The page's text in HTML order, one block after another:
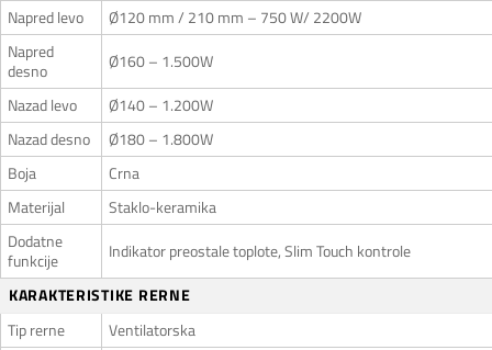
Napred levo
Ø120 mm / 210 mm – 750 W/ 2200W
Napred
desno
Ø160 – 1.500W
Nazad levo
Ø140 – 1.200W
Nazad desno
Ø180 – 1.800W
Boja
Crna
Materijal
Staklo-keramika
Dodatne
funkcije
Indikator preostale toplote, Slim Touch kontrole
KARAKTERISTIKE RERNE
Tip rerne
Ventilatorska